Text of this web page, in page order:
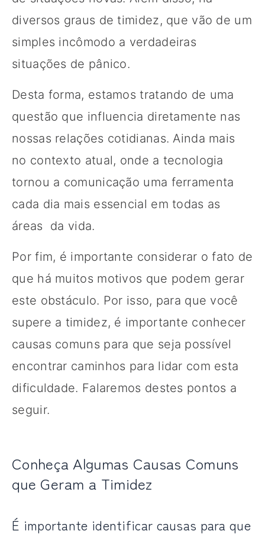
diversos graus de timidez, que vão de um
simples incômodo a verdadeiras
situações de pânico.
Desta forma, estamos tratando de uma
questão que influencia diretamente nas
nossas relações cotidianas. Ainda mais
no contexto atual, onde a tecnologia
tornou a comunicação uma ferramenta
cada dia mais essencial em todas as
áreas da vida.
Por fim, é importante considerar o fato de
que há muitos motivos que podem gerar
este obstáculo. Por isso, para que você
supere a timidez, é importante conhecer
causas comuns para que seja possível
encontrar caminhos para lidar com esta
dificuldade. Falaremos destes pontos a
seguir.
Conheça Algumas Causas Comuns
que Geram a Timidez
É importante identificar causas para que